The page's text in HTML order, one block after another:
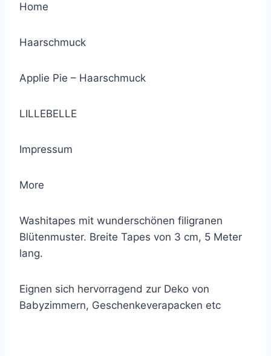
Home
Haarschmuck
Applie Pie – Haarschmuck
LILLEBELLE
Impressum
More
Washitapes mit wunderschönen filigranen
Blütenmuster. Breite Tapes von 3 cm, 5 Meter
lang.
Eignen sich hervorragend zur Deko von
Babyzimmern, Geschenkeverapacken etc